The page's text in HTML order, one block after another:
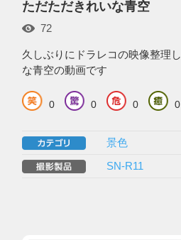
ただただきれいな青空
72
久しぶりにドラレコの映像整理
な青空の動画です
0 0 0 0
景色
SN-R11